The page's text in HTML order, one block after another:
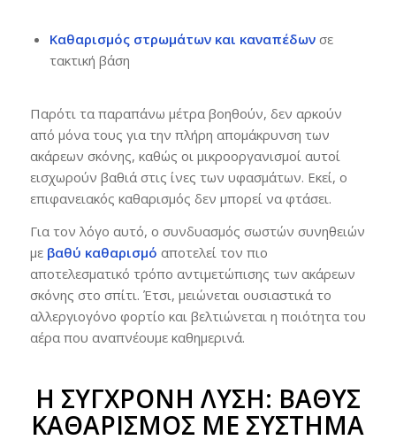
Καθαρισμός στρωμάτων και καναπέδωνσε
τακτική βάση
Παρότι τα παραπάνω μέτρα βοηθούν, δεν αρκούν
από μόνα τους για την πλήρη απομάκρυνση των
ακάρεων σκόνης, καθώς οι μικροοργανισμοί αυτοί
εισχωρούν βαθιά στις ίνες των υφασμάτων. Εκεί, ο
επιφανειακός καθαρισμός δεν μπορεί να φτάσει.
Για τον λόγο αυτό, ο συνδυασμός σωστών συνηθειών
με βαθύ καθαρισμό αποτελεί τον πιο
αποτελεσματικό τρόπο αντιμετώπισης των ακάρεων
σκόνης στο σπίτι. Έτσι, μειώνεται ουσιαστικά το
αλλεργιογόνο φορτίο και βελτιώνεται η ποιότητα του
αέρα που αναπνέουμε καθημερινά.
Η ΣΎΓΧΡΟΝΗ ΛΎΣΗ: ΒΑΘΎΣ
ΚΑΘΑΡΙΣΜΌΣ ΜΕ ΣΎΣΤΗΜΑ